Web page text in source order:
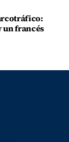
un francés